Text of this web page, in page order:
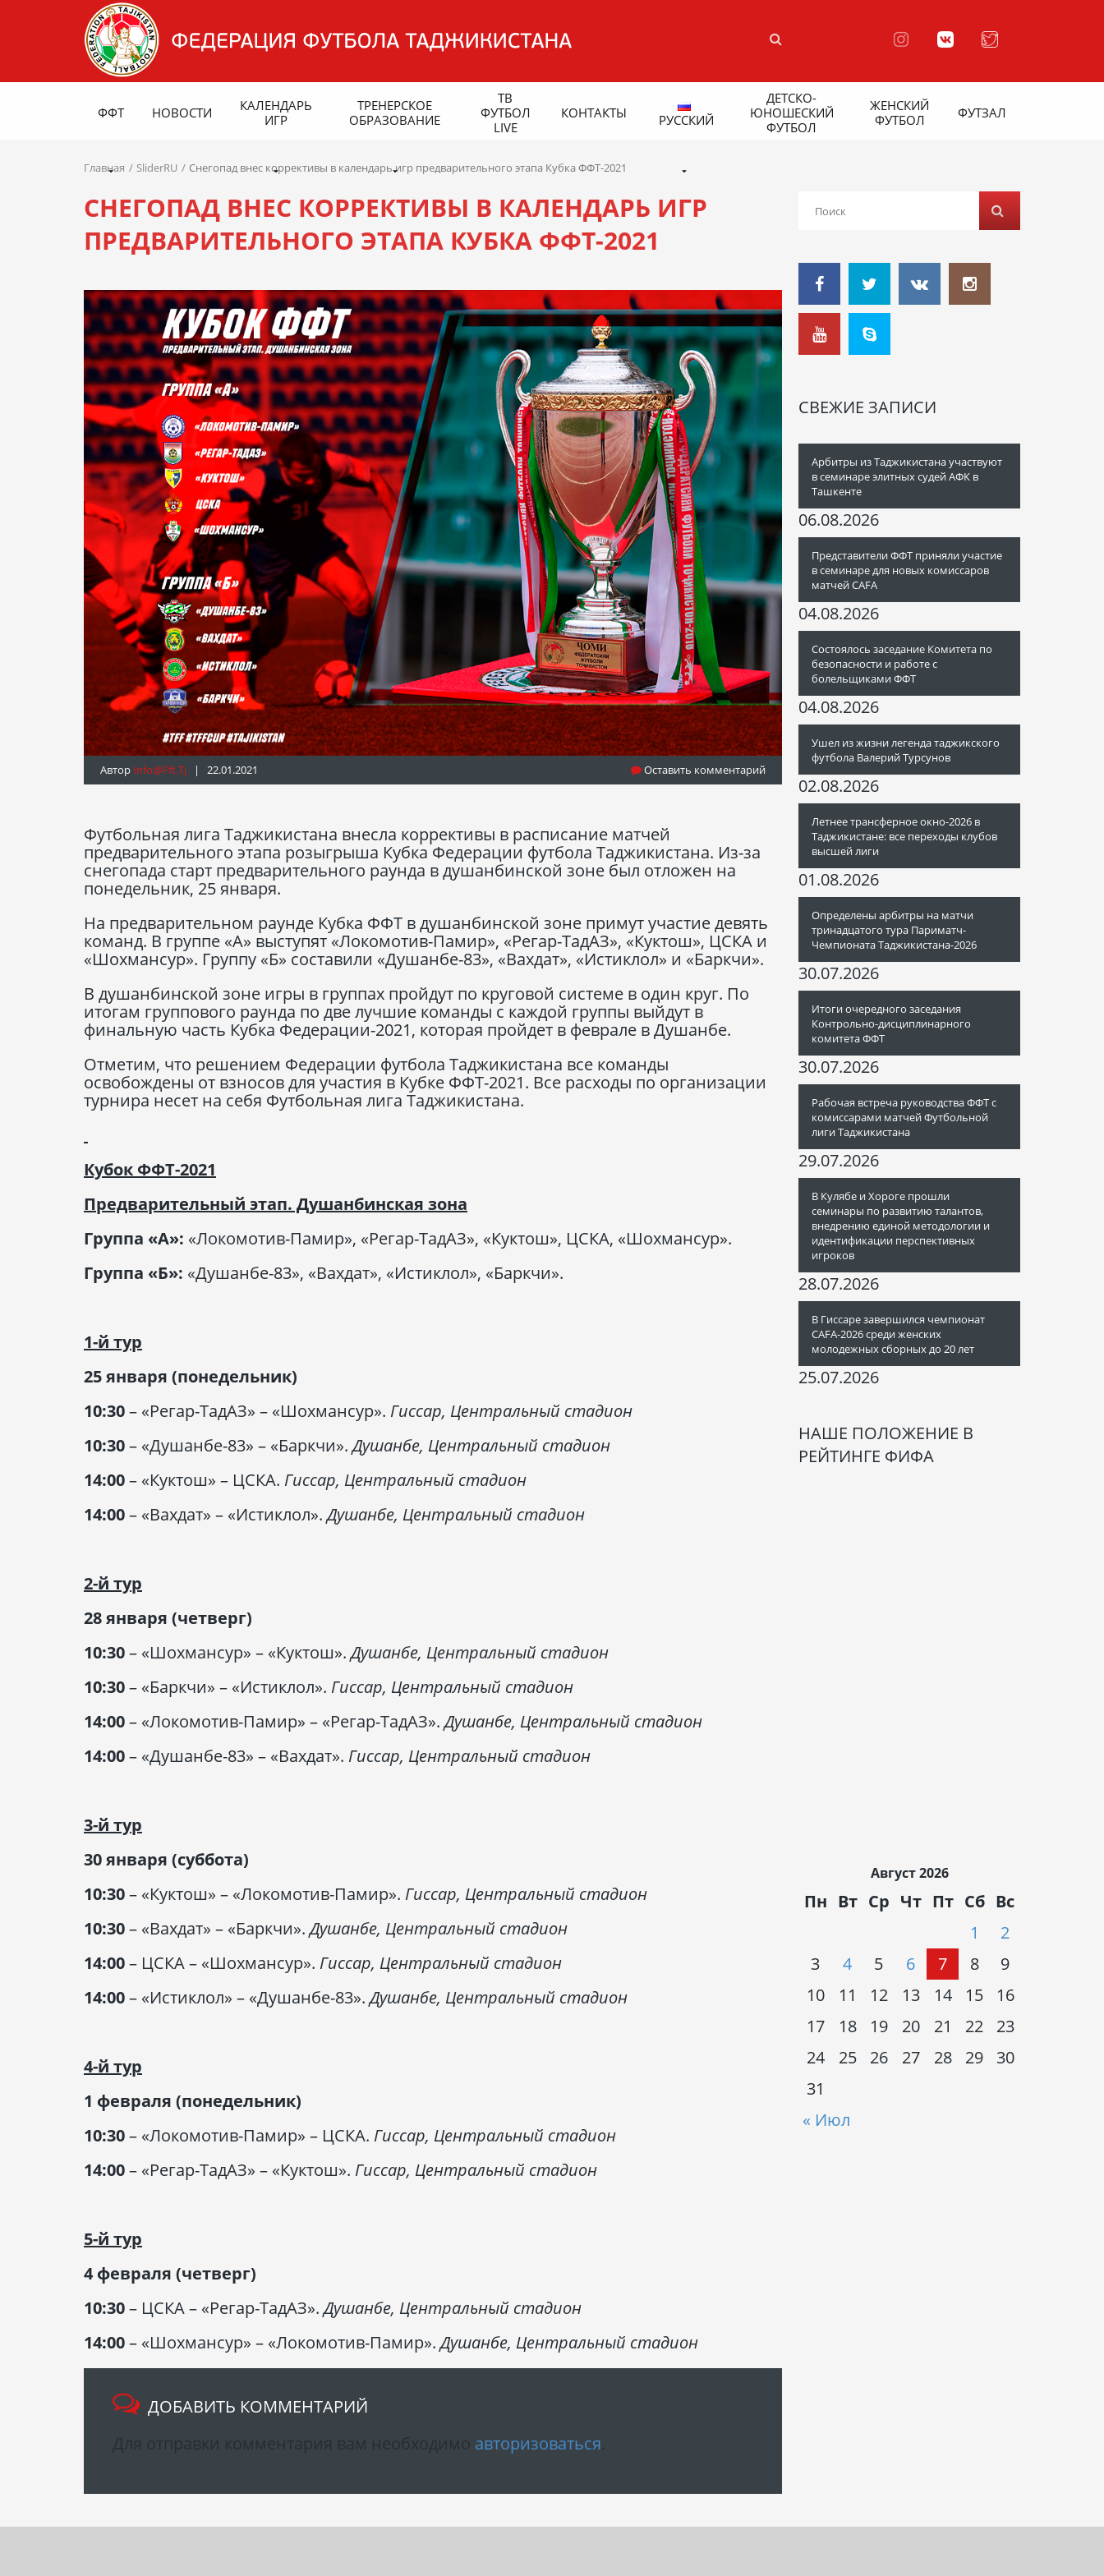
ФФТ НОВОСТИ
КАЛЕНДАРЬ
ИГР
ТРЕНЕРСКОЕ
ОБРАЗОВАНИЕ
ТВ
ФУТБОЛ
LIVE
КОНТАКТЫ РУССКИЙ
ДЕТСКО-
ЮНОШЕСКИЙ
ФУТБОЛ
ЖЕНСКИЙ
ФУТБОЛ
ФУТЗАЛ
Главная SliderRU Снегопад внес коррективы в календарь игр предварительного этапа Кубка ФФТ-2021
СНЕГОПАД ВНЕС КОРРЕКТИВЫ В КАЛЕНДАРЬ ИГР
ПРЕДВАРИТЕЛЬНОГО ЭТАПА КУБКА ФФТ-2021
Автор Info@fft.tj | 22.01.2021 Оставить комментарий
Футбольная лига Таджикистана внесла коррективы в расписание матчей
предварительного этапа розыгрыша Кубка Федерации футбола Таджикистана. Из-за
снегопада старт предварительного раунда в душанбинской зоне был отложен на
понедельник, 25 января.
На предварительном раунде Кубка ФФТ в душанбинской зоне примут участие девять
команд. В группе «А» выступят «Локомотив-Памир», «Регар-ТадАЗ», «Куктош», ЦСКА и
«Шохмансур». Группу «Б» составили «Душанбе-83», «Вахдат», «Истиклол» и «Баркчи».
В душанбинской зоне игры в группах пройдут по круговой системе в один круг. По
итогам группового раунда по две лучшие команды с каждой группы выйдут в
финальную часть Кубка Федерации-2021, которая пройдет в феврале в Душанбе.
Отметим, что решением Федерации футбола Таджикистана все команды
освобождены от взносов для участия в Кубке ФФТ-2021. Все расходы по организации
турнира несет на себя Футбольная лига Таджикистана.
Кубок ФФТ-2021
Предварительный этап. Душанбинская зона
Группа «А»: «Локомотив-Памир», «Регар-ТадАЗ», «Куктош», ЦСКА, «Шохмансур».
Группа «Б»: «Душанбе-83», «Вахдат», «Истиклол», «Баркчи».
1-й тур
25 января (понедельник)
10:30– «Регар-ТадАЗ» – «Шохмансур». Гиссар, Центральный стадион
10:30– «Душанбе-83» – «Баркчи».Душанбе, Центральный стадион
14:00– «Куктош» – ЦСКА. Гиссар, Центральный стадион
14:00– «Вахдат» – «Истиклол».Душанбе, Центральный стадион
2-й тур
28 января (четверг)
10:30– «Шохмансур» – «Куктош».Душанбе, Центральный стадион
10:30– «Баркчи» – «Истиклол». Гиссар, Центральный стадион
14:00– «Локомотив-Памир» – «Регар-ТадАЗ».Душанбе, Центральный стадион
14:00– «Душанбе-83» – «Вахдат». Гиссар, Центральный стадион
3-й тур
30 января (суббота)
10:30– «Куктош» – «Локомотив-Памир». Гиссар, Центральный стадион
10:30– «Вахдат» – «Баркчи».Душанбе, Центральный стадион
14:00– ЦСКА – «Шохмансур». Гиссар, Центральный стадион
14:00– «Истиклол» – «Душанбе-83».Душанбе, Центральный стадион
4-й тур
1 февраля (понедельник)
10:30– «Локомотив-Памир» – ЦСКА. Гиссар, Центральный стадион
14:00– «Регар-ТадАЗ» – «Куктош». Гиссар, Центральный стадион
5-й тур
4 февраля (четверг)
10:30– ЦСКА – «Регар-ТадАЗ».Душанбе, Центральный стадион
14:00– «Шохмансур» – «Локомотив-Памир».Душанбе, Центральный стадион
ДОБАВИТЬ КОММЕНТАРИЙ
авторизоваться
СВЕЖИЕ ЗАПИСИ
Арбитры из Таджикистана участвуют
в семинаре элитных судей АФК в
Ташкенте
06.08.2026
Представители ФФТ приняли участие
в семинаре для новых комиссаров
матчей CAFA
04.08.2026
Состоялось заседание Комитета по
безопасности и работе с
болельщиками ФФТ
04.08.2026
Ушел из жизни легенда таджикского
футбола Валерий Турсунов
02.08.2026
Летнее трансферное окно-2026 в
Таджикистане: все переходы клубов
высшей лиги
01.08.2026
Определены арбитры на матчи
тринадцатого тура Париматч-
Чемпионата Таджикистана-2026
30.07.2026
Итоги очередного заседания
Контрольно-дисциплинарного
комитета ФФТ
30.07.2026
Рабочая встреча руководства ФФТ с
комиссарами матчей Футбольной
лиги Таджикистана
29.07.2026
В Кулябе и Хороге прошли
семинары по развитию талантов,
внедрению единой методологии и
идентификации перспективных
игроков
28.07.2026
В Гиссаре завершился чемпионат
CAFA-2026 среди женских
молодежных сборных до 20 лет
25.07.2026
НАШЕ ПОЛОЖЕНИЕ В
РЕЙТИНГЕ ФИФА
Август 2026
Пн Вт Ср Чт Пт Сб Вс
« Июл
1
2
3
4 5 6 7 8
9
10
11 12 13 14 15
16
17
18 19 20 21 22
23
24
25 26 27 28 29
30
31